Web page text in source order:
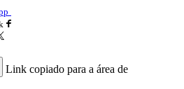
Link copiado para a área de